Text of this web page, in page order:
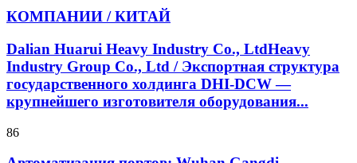
КОМПАНИИ / КИТАЙ
Dalian Huarui Heavy Industry Co., LtdHeavy
Industry Group Co., Ltd / Экспортная структура
государственного холдинга DHI-DCW —
крупнейшего изготовителя оборудования...
86